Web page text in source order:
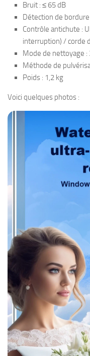
Bruit : ≤ 65 dB
Détection de
Contrôle antichute :
interruption) / corde
Mode de nettoyage :
Méthode de
Poids : 1,2 kg
Voici quelques photos :